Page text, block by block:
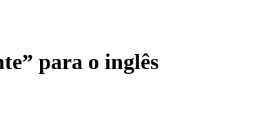
para o inglês